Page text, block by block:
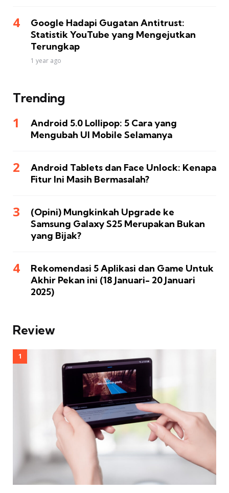
Google Hadapi Gugatan Antitrust:
Statistik YouTube yang Mengejutkan
Terungkap
1 year ago
Trending
Android 5.0 Lollipop: 5 Cara yang
Mengubah UI Mobile Selamanya
Android Tablets dan Face Unlock: Kenapa
Fitur Ini Masih Bermasalah?
(Opini) Mungkinkah Upgrade ke
Samsung Galaxy S25 Merupakan Bukan
yang Bijak?
Rekomendasi 5 Aplikasi dan Game Untuk
Akhir Pekan ini (18 Januari- 20 Januari
2025)
Review